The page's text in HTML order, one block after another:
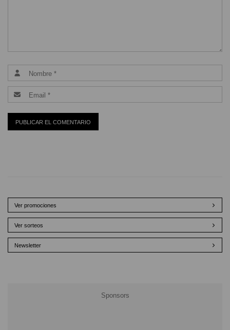
Ver promociones
Ver sorteos
Newsletter